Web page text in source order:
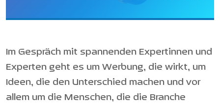
Im Gespräch mit spannenden Expertinnen und
Experten geht es um Werbung, die wirkt, um
Ideen, die den Unterschied machen und vor
allem um die Menschen, die die Branche